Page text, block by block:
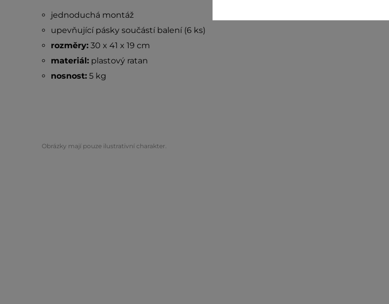
jednoduchá montáž
upevňující pásky součástí balení (6 ks)
rozměry:30 x 41 x 19 cm
materiál:plastový ratan
nosnost:5 kg
Obrázky mají pouze ilustrativní charakter.